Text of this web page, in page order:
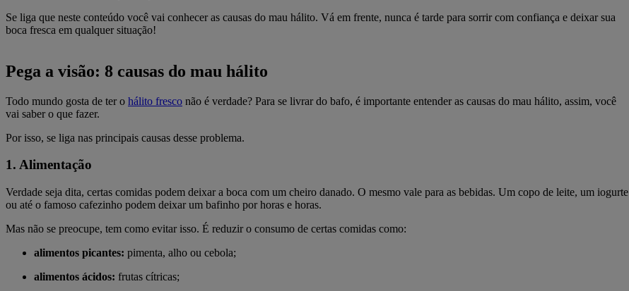
Se liga que neste conteúdo você vai conhecer as causas do mau hálito. Vá em frente, nunca é tarde para sorrir com confiança e deixar sua
boca fresca em qualquer situação!
Pega a visão: 8 causas do mau hálito
Todo mundo gosta de ter o hálito fresco não é verdade? Para se livrar do bafo, é importante entender as causas do mau hálito, assim, você
vai saber o que fazer.
Por isso, se liga nas principais causas desse problema.
1. Alimentação
Verdade seja dita, certas comidas podem deixar a boca com um cheiro danado. O mesmo vale para as bebidas. Um copo de leite, um iogurte
ou até o famoso cafezinho podem deixar um bafinho por horas e horas.
Mas não se preocupe, tem como evitar isso. É reduzir o consumo de certas comidas como:
alimentos picantes: pimenta, alho ou cebola;
alimentos ácidos: frutas cítricas;